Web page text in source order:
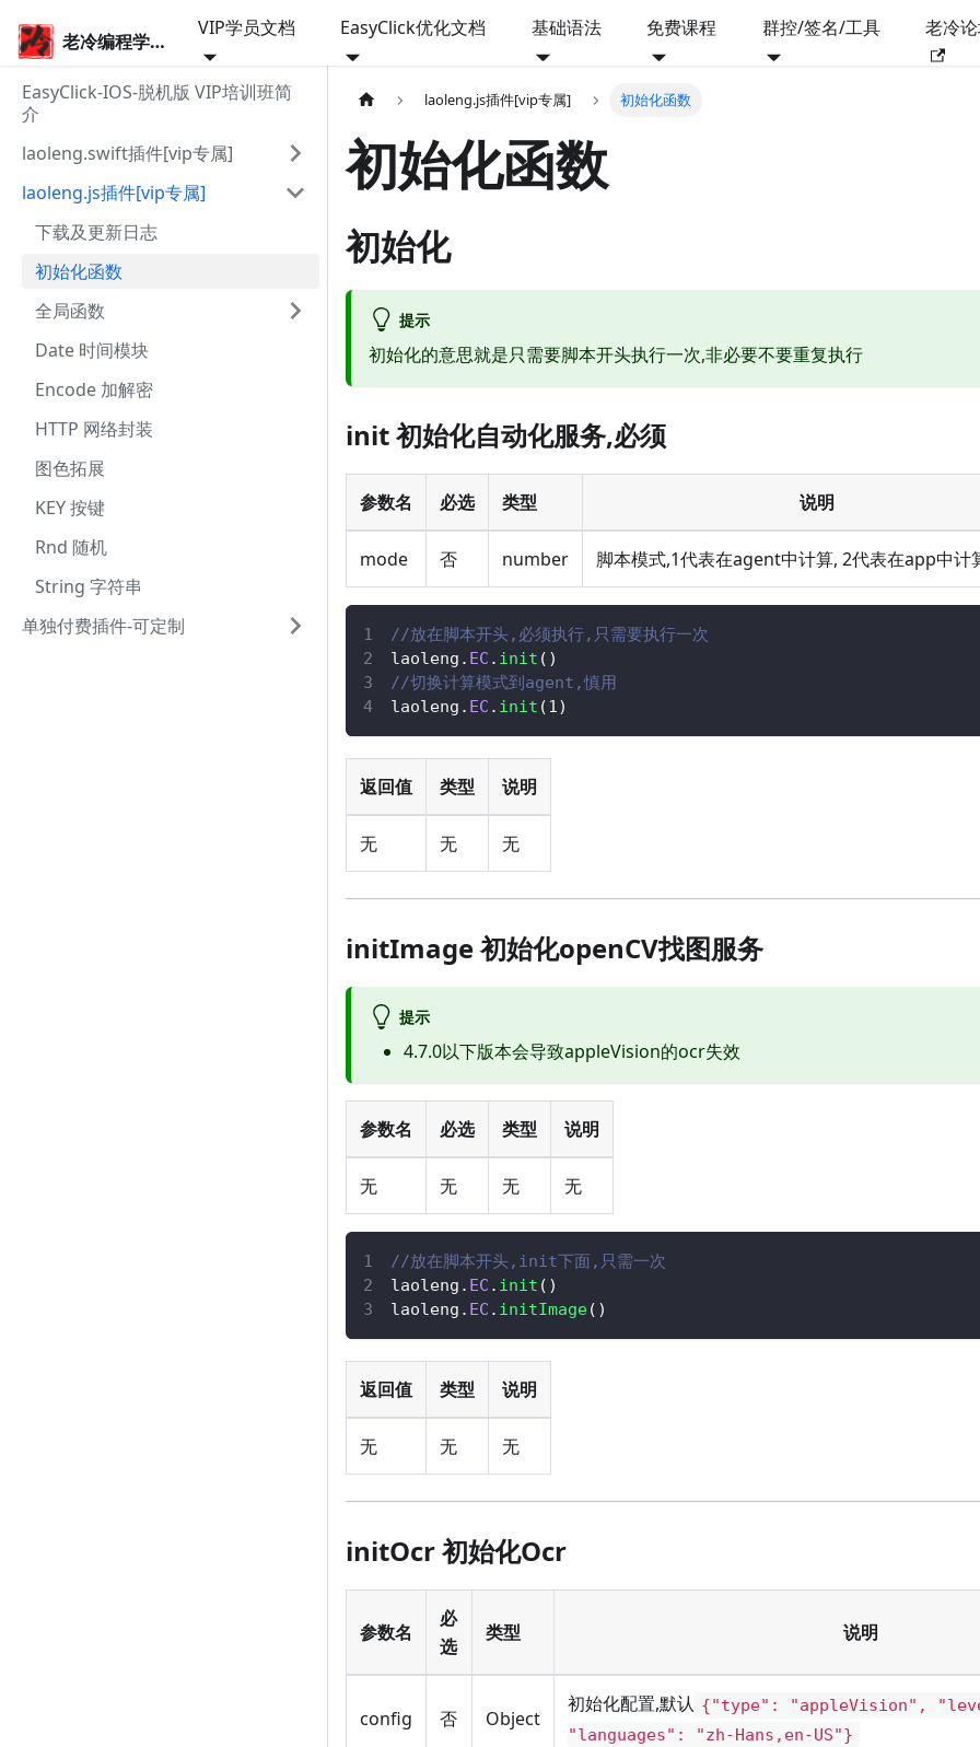
老冷编程学院
VIP学员文档 EasyClick优化文档 基础语法 免费课程 群控/签名/工具 老冷
EasyClick-IOS-脱机版 VIP培训班简
介
laoleng.swift插件[vip专属]
laoleng.js插件[vip专属]
下载及更新日志
初始化函数
全局函数
Date 时间模块
Encode 加解密
HTTP 网络封装
图色拓展
KEY 按键
Rnd 随机
String 字符串
单独付费插件-可定制
laoleng.js插件[vip专属] 初始化函数
初始化函数
初始化
提示
初始化的意思就是只需要脚本开头执行一次,非必要不要重复执行
init 初始化自动化服务,必须
参数名 必选 类型 说明
mode 否 number 脚本模式,1代表在agent中计算, 2代表在app中计
//放在脚本开头,必须执行,只需要执行一次
laoleng . EC . init ( )
//切换计算模式到agent,慎用
laoleng . EC . init (1)
返回值 类型 说明
无 无 无
initImage 初始化openCV找图服务
提示
4.7.0以下版本会导致appleVision的ocr失效
参数名 必选 类型 说明
无 无 无 无
//放在脚本开头,init下面,只需一次
laoleng . EC . init ( )
laoleng . EC . initImage( )
返回值 类型 说明
无 无 无
initOcr 初始化Ocr
参数名
必
选
类型 说明
config 否 Object
初始化配置,默认 {"type": "appleVision",
"languages": "zh-Hans,en-US"}